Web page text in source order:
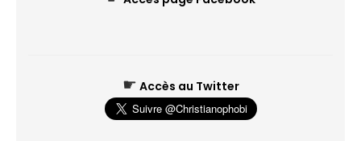
☛ Accès au Twitter